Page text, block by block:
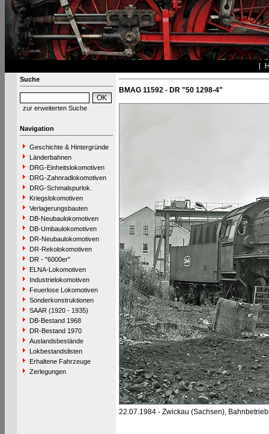
Suche
zur erweiterten Suche
Navigation
Geschichte & Hintergründe
Länderbahnen
DRG-Einheitslokomotiven
DRG-Zahnradlokomotiven
DRG-Schmalspurlok.
Kriegslokomotiven
Verlagerungsbauten
DB-Neubaulokomotiven
DB-Umbaulokomotiven
DR-Neubaulokomotiven
DR-Rekolokomotiven
DR - "6000er"
ELNA-Lokomotiven
Industrielokomotiven
Feuerlose Lokomotiven
Sonderkonstruktionen
SAAR (1920 - 1935)
DB-Bestand 1968
DR-Bestand 1970
Auslandsbestände
Lokbestandslisten
Erhaltene Fahrzeuge
Zerlegungen
BMAG 11592 - DR "50 1298-4"
22.07.1984 - Zwickau (Sachsen),